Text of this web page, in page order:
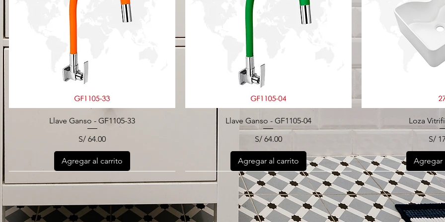
Llave Ganso - GF1105-33
Precio
S/ 64.00
Agregar al carrito
Llave Ganso - GF1105-04
Precio
S/ 64.00
Agregar al carrito
Loza
S/
Agregar